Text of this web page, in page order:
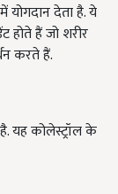
योगदान देता है. ये
होते हैं जो शरीर
करते हैं.
यह कोलेस्ट्रॉल के